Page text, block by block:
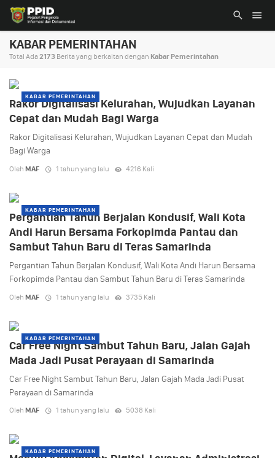
KABAR PEMERINTAHAN
Total Ada2173 Berita yang berkaitan dengan Kabar Pemerintahan
KABAR PEMERINTAHAN
Rakor Digitalisasi Kelurahan, Wujudkan Layanan
Cepat dan Mudah Bagi Warga
Rakor Digitalisasi Kelurahan, Wujudkan Layanan Cepat dan Mudah
Bagi Warga
Oleh MAF 1 tahun yang lalu 4216 Kali
KABAR PEMERINTAHAN
Pergantian Tahun Berjalan Kondusif, Wali Kota
Andi Harun Bersama Forkopimda Pantau dan
Sambut Tahun Baru di Teras Samarinda
Pergantian Tahun Berjalan Kondusif, Wali Kota Andi Harun Bersama
Forkopimda Pantau dan Sambut Tahun Baru di Teras Samarinda
Oleh MAF 1 tahun yang lalu 3735 Kali
KABAR PEMERINTAHAN
Car Free Night Sambut Tahun Baru, Jalan Gajah
Mada Jadi Pusat Perayaan di Samarinda
Car Free Night Sambut Tahun Baru, Jalan Gajah Mada Jadi Pusat
Perayaan di Samarinda
Oleh MAF 1 tahun yang lalu 5038 Kali
KABAR PEMERINTAHAN